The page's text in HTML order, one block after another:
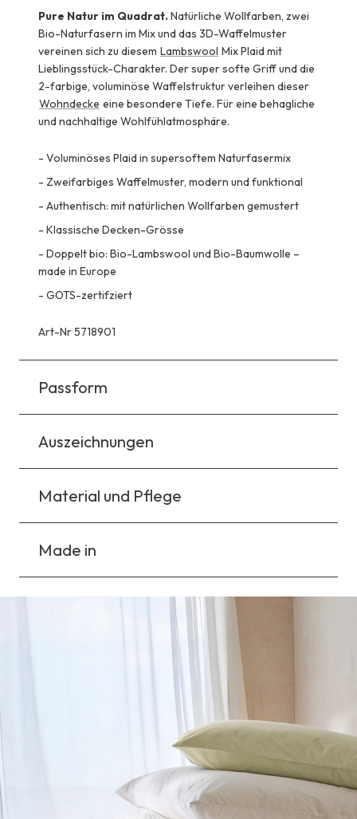
Pure Natur im Quadrat.Natürliche Wollfarben, zwei
Bio-Naturfasern im Mix und das 3D-Waffelmuster
vereinen sich zu diesem Lambswool Mix Plaid mit
Lieblingsstück-Charakter. Der super softe Griff und die
2-farbige, voluminöse Waffelstruktur verleihen dieser
Wohndecke eine besondere Tiefe. Für eine behagliche
und nachhaltige Wohlfühlatmosphäre.
- Voluminöses Plaid in supersoftem Naturfasermix
- Zweifarbiges Waffelmuster, modern und funktional
- Authentisch: mit natürlichen Wollfarben gemustert
- Klassische Decken-Grösse
- Doppelt bio: Bio-Lambswool und Bio-Baumwolle –
made in Europe
- GOTS-zertifziert
Art-Nr 5718901
Passform
Auszeichnungen
Material und Pflege
Made in